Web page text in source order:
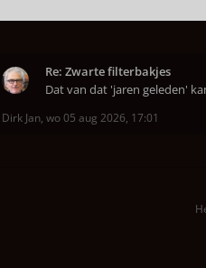
Re: Zwarte filterbakjes
Dirk Jan, wo 05 aug 2026, 17:01